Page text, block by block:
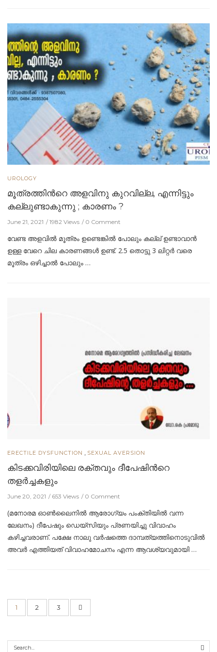
UROLOGY
മൂത്രത്തിന്‍റെ അളവിനു കുറവില്ല, എന്നിട്ടും
കല്ലുണ്ടാകുന്നു ; കാരണം ?
June 21, 2021 1982 Views 0 Comment
വേണ്ട അളവില്‍ മൂത്രം ഉണ്ടെങ്കില്‍ പോലും കല്ല്‌ ഉണ്ടാവാന്‍
ഉള്ള വേറെ ചില കാരണങ്ങള്‍ ഉണ്ട്. 2.5 തൊട്ടു 3 ലിറ്റര്‍ വരെ
മൂത്രം ഒഴിച്ചാല്‍ പോലും …
ERECTILE DYSFUNCTION , SEXUAL AVERSION
കിടക്കവിരിയിലെ രക്തവും ദീപേഷിന്‍റെ
തളര്‍ച്ചകളും
June 20, 2021 653 Views 0 Comment
(മനോരമ ഓൺലൈനിൽ ആരോഗ്യം പംക്തിയിൽ വന്ന
ലേഖനം) ദീപേഷും ഡെയ്സിയും പ്രണയിച്ചു വിവാഹം
കഴിച്ചവരാണ്. പക്ഷേ നാലു വർഷത്തെ ദാമ്പത്യത്തിനൊടുവിൽ
അവർ എത്തിയത് വിവാഹമോചനം എന്ന ആവശ്യവുമായി …
1 2 3